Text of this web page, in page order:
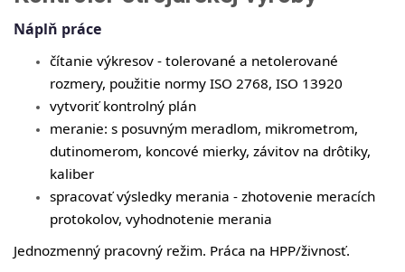
Náplň práce
čítanie výkresov - tolerované a netolerované
rozmery, použitie normy ISO 2768, ISO 13920
vytvoriť kontrolný plán
meranie: s posuvným meradlom, mikrometrom,
dutinomerom, koncové mierky, závitov na drôtiky,
kaliber
spracovať výsledky merania - zhotovenie meracích
protokolov, vyhodnotenie merania
Jednozmenný pracovný režim. Práca na HPP/živnosť.